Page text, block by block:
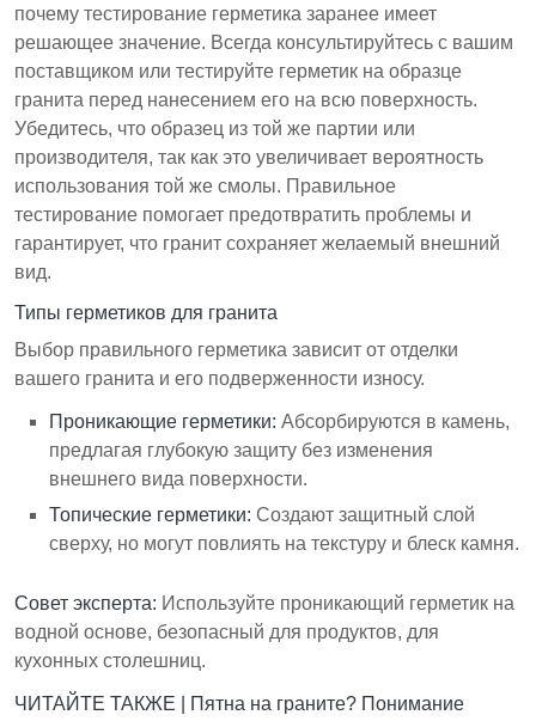
почему тестирование герметика заранее имеет
решающее значение. Всегда консультируйтесь с вашим
поставщиком или тестируйте герметик на образце
гранита перед нанесением его на всю поверхность.
Убедитесь, что образец из той же партии или
производителя, так как это увеличивает вероятность
использования той же смолы. Правильное
тестирование помогает предотвратить проблемы и
гарантирует, что гранит сохраняет желаемый внешний
вид.
Типы герметиков для гранита
Выбор правильного герметика зависит от отделки
вашего гранита и его подверженности износу.
Проникающие герметики: Абсорбируются в камень,
предлагая глубокую защиту без изменения
внешнего вида поверхности.
Топические герметики: Создают защитный слой
сверху, но могут повлиять на текстуру и блеск камня.
Совет эксперта: Используйте проникающий герметик на
водной основе, безопасный для продуктов, для
кухонных столешниц.
ЧИТАЙТЕ ТАКЖЕ |
Пятна на граните? Понимание